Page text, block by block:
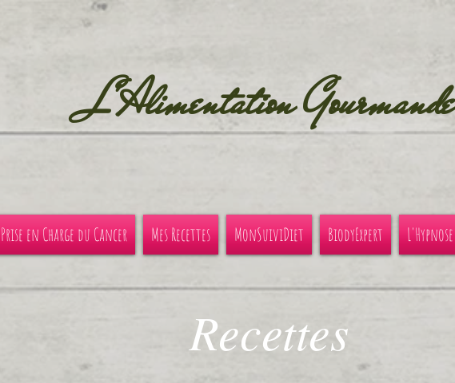
L'Alimentation Gourmande
Prise en Charge du Cancer Mes Recettes MonSuiviDiet BiodyExpert L'Hypnose
Recettes